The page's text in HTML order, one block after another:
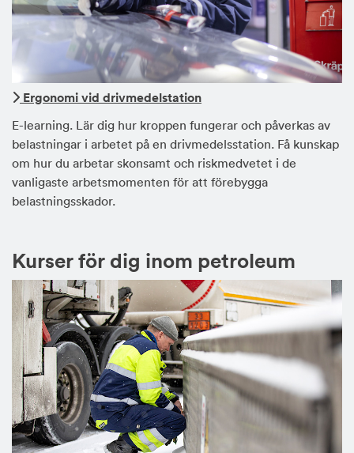
Ergonomi vid drivmedelstation
E-learning. Lär dig hur kroppen fungerar och påverkas av
belastningar i arbetet på en drivmedelsstation. Få kunskap
om hur du arbetar skonsamt och riskmedvetet i de
vanligaste arbetsmomenten för att förebygga
belastningsskador.
Kurser för dig inom petroleum